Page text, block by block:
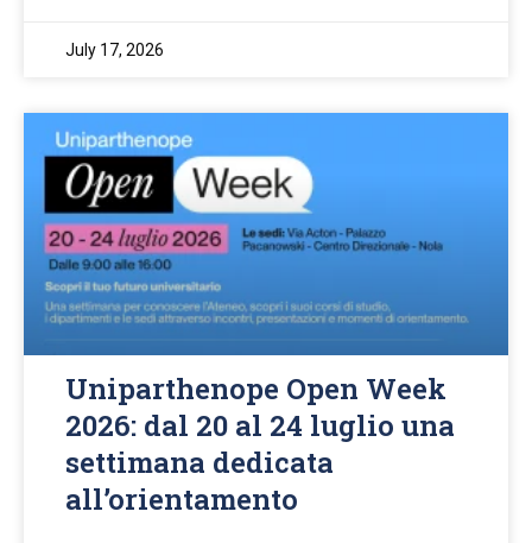
July 17, 2026
Uniparthenope Open Week
2026: dal 20 al 24 luglio una
settimana dedicata
all’orientamento